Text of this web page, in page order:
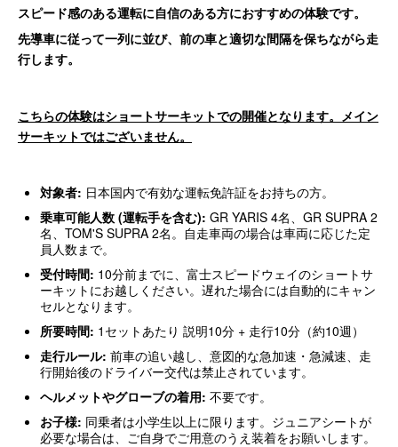
スピード感のある運転に自信のある方におすすめの体験です。
先導車に従って一列に並び、前の車と適切な間隔を保ちながら走
行します。
こちらの体験はショートサーキットでの開催となります。メイン
サーキットではございません。
対象者: 日本国内で有効な運転免許証をお持ちの方。
乗車可能人数 (運転手を含む): GR YARIS 4名、GR SUPRA 2
名、TOM'S SUPRA 2名。自走車両の場合は車両に応じた定
員人数まで。
受付時間: 10分前までに、富士スピードウェイのショートサ
ーキットにお越しください。遅れた場合には自動的にキャン
セルとなります。
所要時間: 1セットあたり 説明10分 + 走行10分（約10週）
走行ルール: 前車の追い越し、意図的な急加速・急減速、走
行開始後のドライバー交代は禁止されています。
ヘルメットやグローブの着用: 不要です。
お子様: 同乗者は小学生以上に限ります。ジュニアシートが
必要な場合は、ご自身でご用意のうえ装着をお願いします。